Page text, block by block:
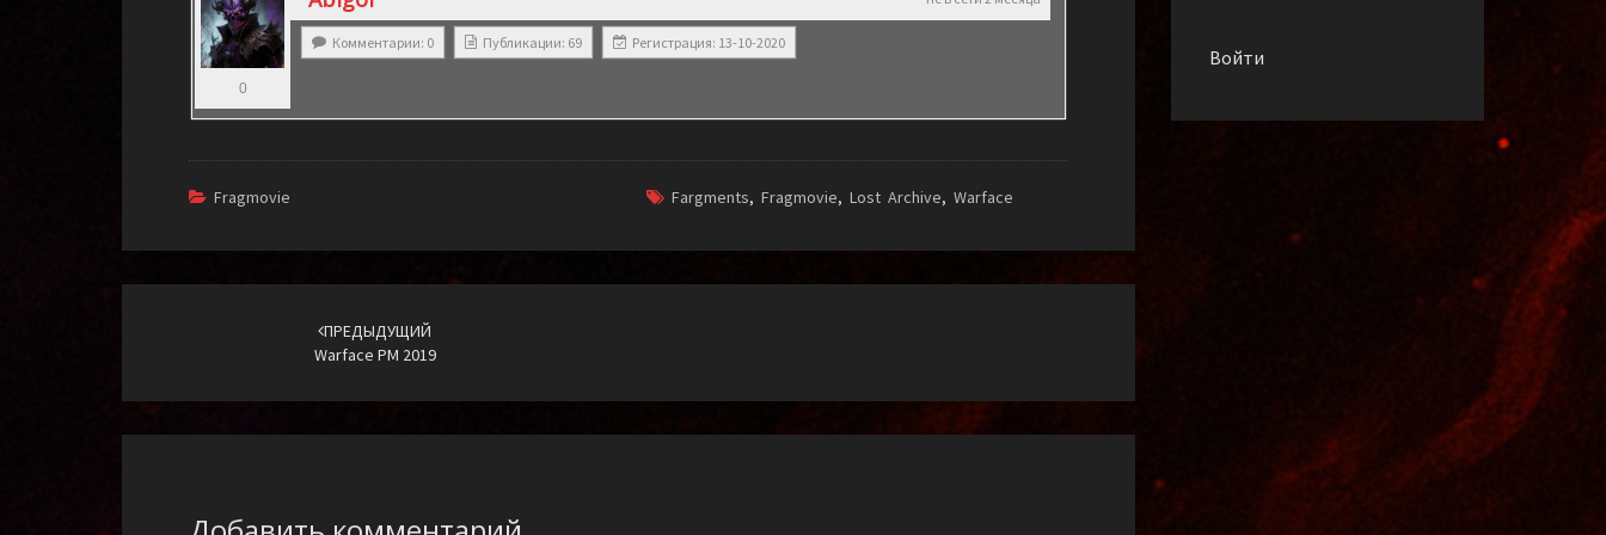
0
Комментарии: 0 Публикации: 69 Регистрация: 13-10-2020
Fragmovie Fargments, Fragmovie, Lost Archive, Warface
ПРЕДЫДУЩИЙ
Warface РМ 2019
Войти